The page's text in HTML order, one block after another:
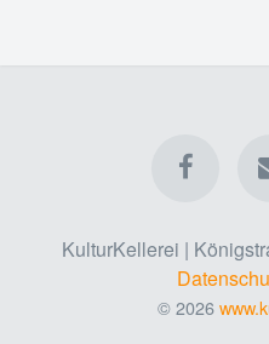
KulturKellerei |
© 2026